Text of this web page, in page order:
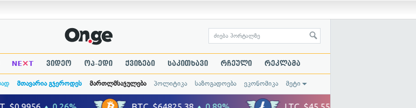
NE×T ვიდეო ოპ-ედი ქვიზები საკითხავი რჩეული რეკლამა
მთავარია გჯეროდეს მართლმსაჯულება პოლიტიკა საზოგადოება ეკონომიკა მეტი